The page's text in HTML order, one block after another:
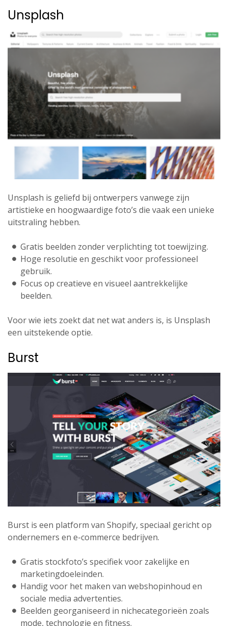
Unsplash
Unsplash is geliefd bij ontwerpers vanwege zijn
artistieke en hoogwaardige foto’s die vaak een unieke
uitstraling hebben.
Gratis beelden zonder verplichting tot toewijzing.
Hoge resolutie en geschikt voor professioneel
gebruik.
Focus op creatieve en visueel aantrekkelijke
beelden.
Voor wie iets zoekt dat net wat anders is, is Unsplash
een uitstekende optie.
Burst
Burst is een platform van Shopify, speciaal gericht op
ondernemers en e-commerce bedrijven.
Gratis stockfoto’s specifiek voor zakelijke en
marketingdoeleinden.
Handig voor het maken van webshopinhoud en
sociale media advertenties.
Beelden georganiseerd in nichecategorieën zoals
mode, technologie en fitness.